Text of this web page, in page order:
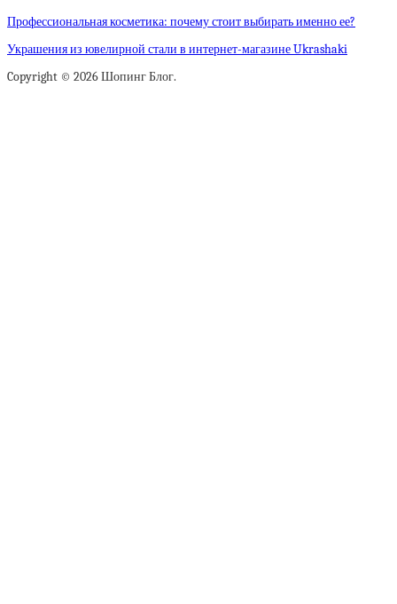
Профессиональная косметика: почему стоит выбирать именно ее?
Украшения из ювелирной стали в интернет-магазине Ukrashaki
Copyright © 2026 Шопинг Блог.